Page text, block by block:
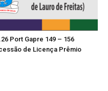
Port Gapre 149 – 156
de Licença Prêmio